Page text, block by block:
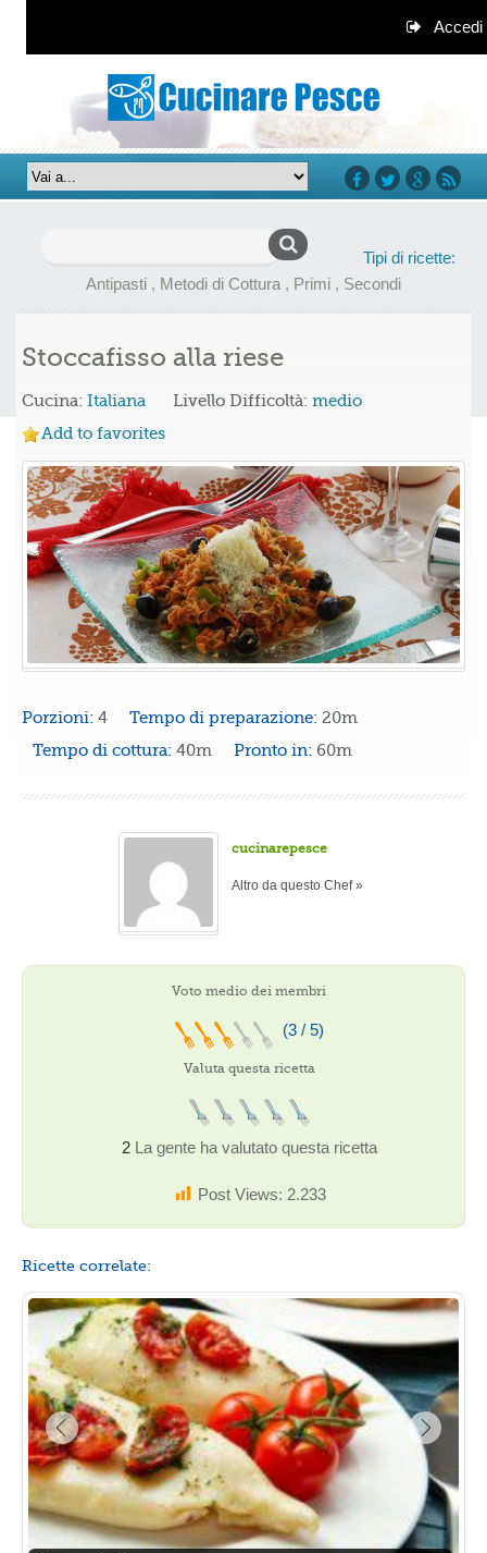
Accedi
Tipi di ricette:
Antipasti , Metodi di Cottura , Primi , Secondi
Stoccafisso alla riese
Cucina: Italiana Livello Difficoltà: medio
Add to favorites
Porzioni: 4 Tempo di preparazione: 20m
Tempo di cottura: 40m Pronto in: 60m
cucinarepesce
Altro da questo Chef »
Voto medio dei membri
(3 / 5)
Valuta questa ricetta
2 La gente ha valutato questa ricetta
Post Views: 2.233
Ricette correlate: